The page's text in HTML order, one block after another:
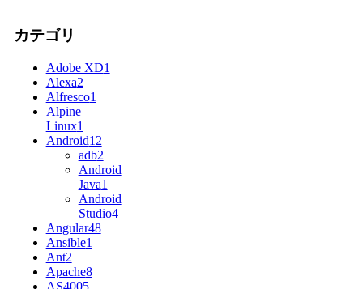
カテゴリ
Adobe XD1
Alexa2
Alfresco1
Alpine
Linux1
Android12
adb2
Android
Java1
Android
Studio4
Angular48
Ansible1
Ant2
Apache8